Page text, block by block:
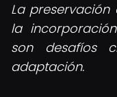
La preservación
la
son desafíos
adaptación.